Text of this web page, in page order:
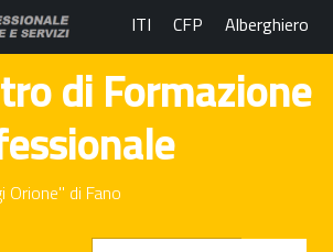
ITI CFP Alberghiero
di Formazione
Orione" di Fano